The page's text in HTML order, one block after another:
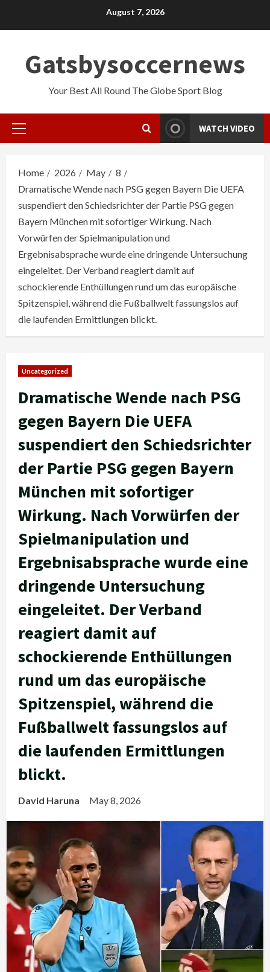
August 7, 2026
Gatsbysoccernews
Your Best All Round The Globe Sport Blog
Primary
WATCH VIDEO
Home 2026 May
8
Dramatische Wende nach PSG gegen Bayern Die UEFA
suspendiert den Schiedsrichter der Partie PSG gegen
Bayern München mit sofortiger Wirkung. Nach
Vorwürfen der Spielmanipulation und
Ergebnisabsprache wurde eine dringende Untersuchung
eingeleitet. Der Verband reagiert damit auf
schockierende Enthüllungen rund um das europäische
Spitzenspiel, während die Fußballwelt fassungslos auf
die laufenden Ermittlungen blickt.
Uncategorized
Dramatische Wende nach PSG
gegen Bayern Die UEFA
suspendiert den Schiedsrichter
der Partie PSG gegen Bayern
München mit sofortiger
Wirkung. Nach Vorwürfen der
Spielmanipulation und
Ergebnisabsprache wurde eine
dringende Untersuchung
eingeleitet. Der Verband
reagiert damit auf
schockierende Enthüllungen
rund um das europäische
Spitzenspiel, während die
Fußballwelt fassungslos auf
die laufenden Ermittlungen
blickt.
David Haruna May 8, 2026